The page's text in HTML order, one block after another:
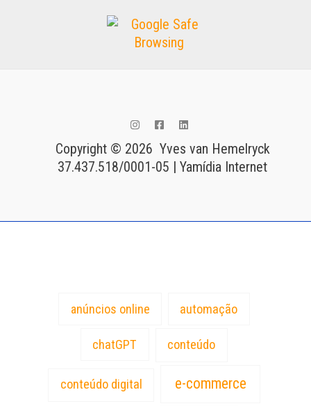
Copyright © 2026 Yves van Hemelryck
37.437.518/0001-05 | Yamídia Internet
anúncios online automação
chatGPT conteúdo
conteúdo digital e-commerce